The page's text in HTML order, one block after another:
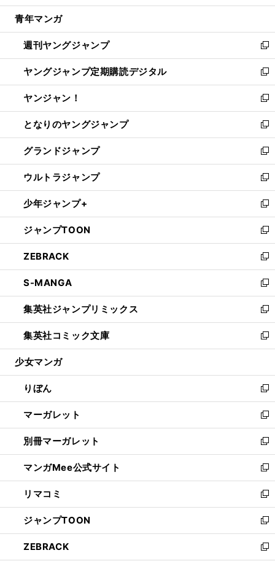
開
ウ
開
く
ン
ウ
で
開
く
ウ
ン
ド
ウ
で
開
く
し
ウ
ィ
ン
ド
ウ
で
開
く
青年マンガ
週刊ヤングジャンプ
新
し
い
ウ
ィ
ン
ド
ウ
で
開
く
ヤングジャンプ定期購読デジタル
新
し
い
ウ
ィ
ン
ド
ウ
で
開
く
ヤンジャン！
新
し
い
ウ
ィ
ン
ド
ウ
で
開
く
となりのヤングジャンプ
新
し
い
ウ
ィ
ン
ド
ウ
で
開
く
グランドジャンプ
新
し
い
ウ
ィ
ン
ド
ウ
で
開
く
ウルトラジャンプ
新
し
い
ウ
ィ
ン
ド
ウ
で
開
く
少年ジャンプ+
新
し
い
ウ
ィ
ン
ド
ウ
で
開
く
ジャンプTOON
新
し
い
ウ
ィ
ン
ド
ウ
で
開
ZEBRACK
新
し
い
ウ
ィ
ン
ド
ウ
開
く
S-MANGA
新
し
い
ウ
ィ
ン
ウ
で
開
く
集英社ジャンプリミックス
新
し
い
ウ
ン
ド
ウ
で
開
く
集英社コミック文庫
新
し
ウ
ィ
ン
ド
ウ
で
開
く
少女マンガ
りぼん
新
し
い
ウ
ィ
ン
ド
ウ
で
開
く
マーガレット
新
し
い
ウ
ィ
ン
ド
ウ
で
開
く
別冊マーガレット
新
し
い
ウ
ィ
ン
ド
ウ
で
マンガMee公式サイト
新
し
い
ウ
ィ
ン
ド
リマコミ
新
し
い
ウ
ィ
ジャンプTOON
新
し
い
ZEBRACK
新